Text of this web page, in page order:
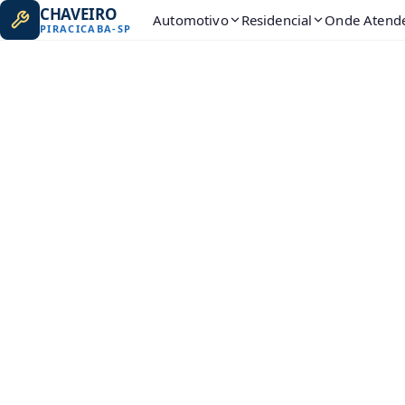
CHAVEIRO
PIRACICABA-SP Automotivo Residencial Onde